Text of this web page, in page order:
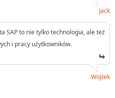
Jack
SAP to nie tylko technologia, ale też
i pracy użytkowników.
Wojtek